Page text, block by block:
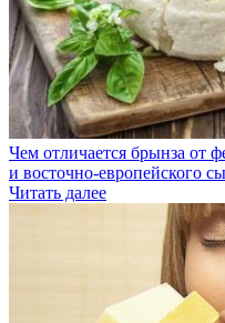
Чем отличается брынза от
и восточно-европейского
Читать далее